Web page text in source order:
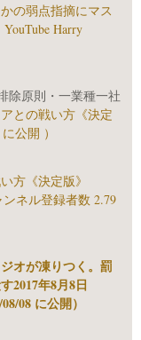
の弱点指摘にマス
Harry
除原則・一業種一社
との戦い方《決定
公開 ）
方《決定版》
ンネル登録者数 2.79
オが凍りつく。罰
2017年8月8日
08 に公開）